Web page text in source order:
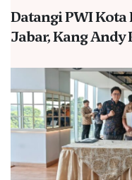
Datangi PWI Kota
Jabar, Kang